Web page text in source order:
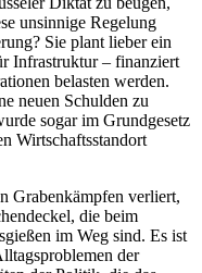
unsinnige Regelung
Sie plant lieber ein
Infrastruktur – finanziert
belasten werden.
neuen Schulden zu
sogar im Grundgesetz
Wirtschaftsstandort
Grabenkämpfen verliert,
die beim
im Weg sind. Es ist
der